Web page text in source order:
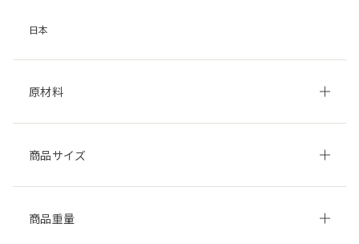
日本
原材料
商品サイズ
商品重量